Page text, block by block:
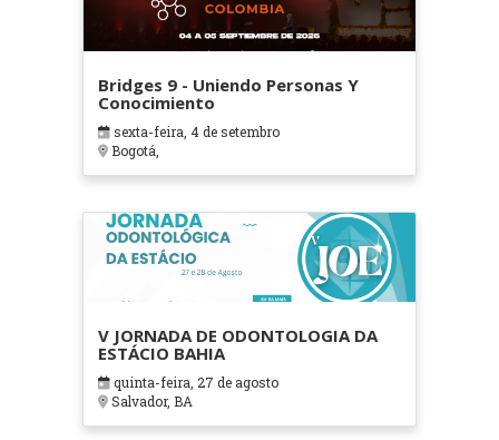
Bridges 9 - Uniendo Personas Y
Conocimiento
sexta-feira, 4 de setembro
Bogotá,
V JORNADA DE ODONTOLOGIA DA
ESTÁCIO BAHIA
quinta-feira, 27 de agosto
Salvador, BA